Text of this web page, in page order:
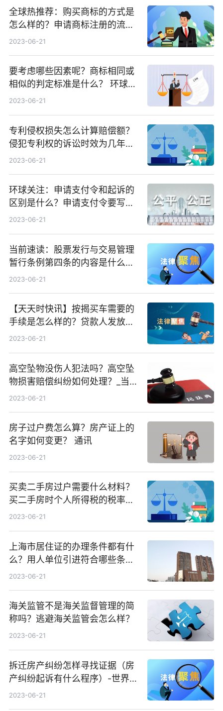
全球热推荐：购买商标的方式是
怎么样的？申请商标注册的流程
是什么？
2023-06-21
要考虑哪些因素呢？商标相同或
相似的判定标准是什么？ 环球播
报
2023-06-21
专利侵权损失怎么计算赔偿额？
侵犯专利权的诉讼时效为几年？
专利侵权的诉讼时效起算规则是
2023-06-21
环球关注：申请支付令和起诉的
区别是什么？申请支付令要写清
楚哪些内容？
2023-06-21
当前速读：股票发行与交易管理
暂行条例第四条的内容是什么？
股票的发行与交易流程是什么？
2023-06-21
【天天时快讯】按揭买车需要的
手续是怎么样的？贷款人发放个
人汽车贷款条件是什么？
2023-06-21
高空坠物没伤人犯法吗？高空坠
物损害赔偿纠纷如何处理？_当前
短讯
2023-06-21
房子过户费怎么算？房产证上的
名字如何变更？ 通讯
2023-06-21
买卖二手房过户需要什么材料？
买二手房时个人所得税的税率是
如何计算的？
2023-06-21
上海市居住证的办理条件都有什
么？用人单位引进符合哪些条件
可以落户？
2023-06-21
海关监管不是海关监督管理的简
称吗？逃避海关监管会怎么样？
2023-06-21
拆迁房产纠纷怎样寻找证据（房
产纠纷起诉有什么程序）-世界热
资讯
2023-06-21